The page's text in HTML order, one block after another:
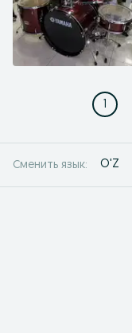
1
Сменить язык: O'Z